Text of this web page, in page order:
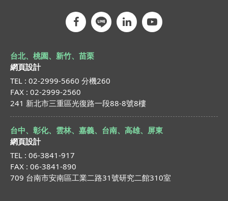
台北、桃園、新竹、苗栗
網頁設計
TEL : 02-2999-5660 分機260
FAX : 02-2999-2560
241 新北市三重區光復路一段88-8號8樓
台中、彰化、雲林、嘉義、台南、高雄、屏東
網頁設計
TEL : 06-3841-917
FAX : 06-3841-890
709 台南市安南區工業二路31號研究二館310室